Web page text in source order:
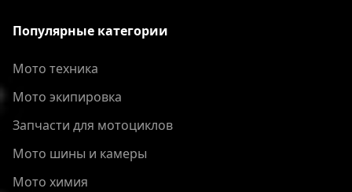
Популярные категории
Мото техника
Мото экипировка
Запчасти для мотоциклов
Мото шины и камеры
Мото химия